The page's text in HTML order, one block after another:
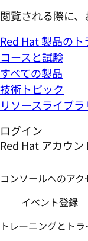
閲覧される際に、
Red Hat 製品のト
コースと試験
すべての製品
技術トピック
リソースライブラ
ログイン
Red Hat アカウ
コンソールへのアク
イベント登録
トレーニングとト